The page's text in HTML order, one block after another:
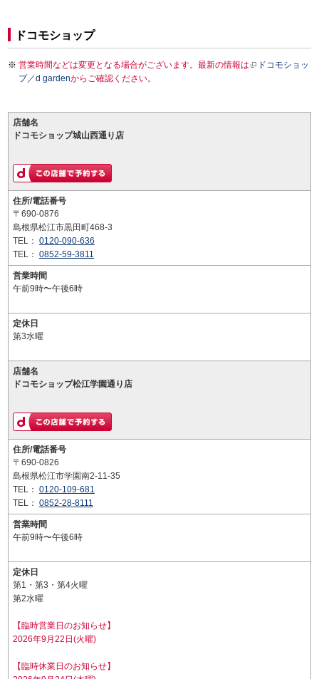
ドコモショップ
営業時間などは変更となる場合がございます。最新の情報は
ドコモショッ
プ／d gardenからご確認ください。
店舗名
ドコモショップ城山西通り店
住所/電話番号
〒690-0876
島根県松江市黒田町468-3
TEL： 0120-090-636
TEL： 0852-59-3811
営業時間
午前9時〜午後6時
定休日
第3水曜
店舗名
ドコモショップ松江学園通り店
住所/電話番号
〒690-0826
島根県松江市学園南2-11-35
TEL： 0120-109-681
TEL： 0852-28-8111
営業時間
午前9時〜午後6時
定休日
第1・第3・第4火曜
第2水曜
【臨時営業日のお知らせ】
2026年9月22日(火曜)
【臨時休業日のお知らせ】